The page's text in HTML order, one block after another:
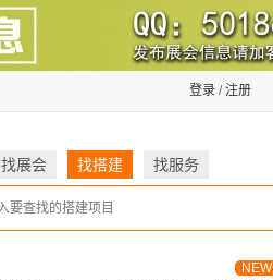
登录 /注册
找展会 找搭建 找服务
NEW